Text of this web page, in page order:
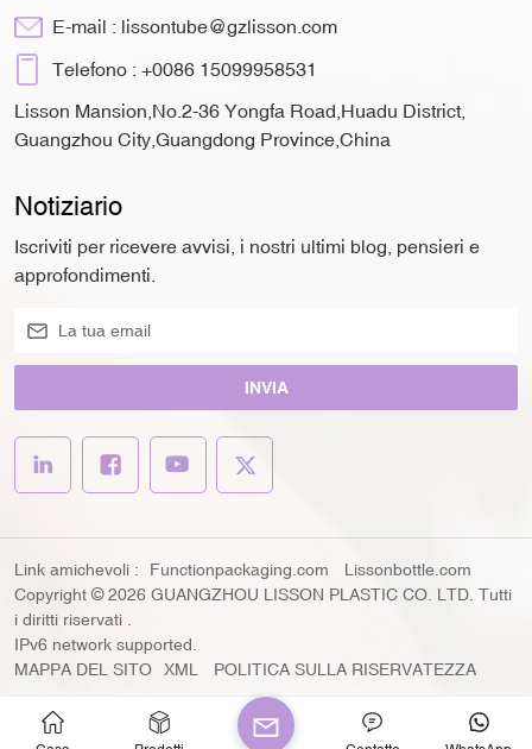
E-mail : lissontube@gzlisson.com
Telefono : +0086 15099958531
Lisson Mansion,No.2-36 Yongfa Road,Huadu District,
Guangzhou City,Guangdong Province,China
Notiziario
Iscriviti per ricevere avvisi, i nostri ultimi blog, pensieri e
approfondimenti.
INVIA
Link amichevoli : Functionpackaging.com
Lissonbottle.com
Copyright © 2026 GUANGZHOU LISSON PLASTIC CO. LTD. Tutti
i diritti riservati .
IPv6 network supported.
MAPPA DEL SITO
XML POLITICA SULLA RISERVATEZZA